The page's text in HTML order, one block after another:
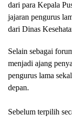
dari para Kepala
jajaran pengurus
dari Dinas
​Selain sebagai
menjadi ajang
pengurus lama
depan.
​Sebelum terpilih